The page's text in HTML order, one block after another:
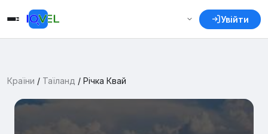
Увійти
Країни / Таїланд / Річка Квай